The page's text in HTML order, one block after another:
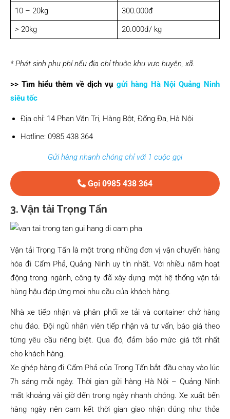
10 – 20kg
300.000đ
> 20kg
20.000đ/ kg
* Phát sinh phụ phí nếu địa chỉ thuộc khu vực huyện, xã.
>> Tìm hiểu thêm về dịch vụ gửi hàng Hà Nội Quảng Ninh
siêu tốc
Địa chỉ: 14 Phan Văn Trị, Hàng Bột, Đống Đa, Hà Nội
Hotline: 0985 438 364
Gửi hàng nhanh chóng chỉ với 1 cuộc gọi
Gọi 0985 438 364
3. Vận tải Trọng Tấn
Vận tải Trọng Tấn là một trong những đơn vị vận chuyển hàng
hóa đi Cẩm Phả, Quảng Ninh uy tín nhất. Với nhiều năm hoạt
động trong ngành, công ty đã xây dựng một hệ thống vận tải
hùng hậu đáp ứng mọi nhu cầu của khách hàng.
Nhà xe tiếp nhận và phân phối xe tải và container chở hàng
chu đáo. Đội ngũ nhân viên tiếp nhận và tư vấn, báo giá theo
từng yêu cầu riêng biệt. Qua đó, đảm bảo mức giá tốt nhất
cho khách hàng.
Xe ghép hàng đi Cẩm Phả của Trọng Tấn bắt đầu chạy vào lúc
7h sáng mỗi ngày. Thời gian gửi hàng Hà Nội – Quảng Ninh
mất khoảng vài giờ đến trong ngày nhanh chóng. Xe xuất bến
hàng ngày nên cam kết thời gian giao nhận đúng như thỏa